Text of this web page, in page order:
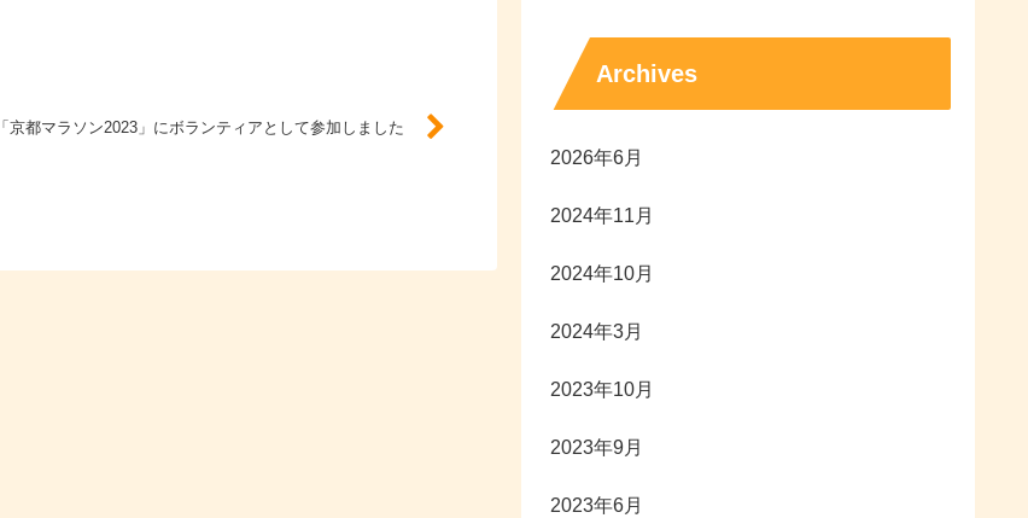
「京都マラソン2023」にボランティアとして参加しました
Archives
2026年6月
2024年11月
2024年10月
2024年3月
2023年10月
2023年9月
2023年6月